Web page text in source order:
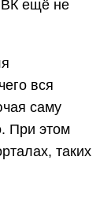
ВК ещё не
вся
саму
При этом
таких